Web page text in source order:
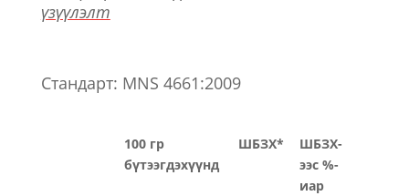
үзүүлэлт
Стандарт: MNS 4661:2009
100 гр
бүтээгдэхүүнд
ШБЗХ*
ШБЗХ-
ээс %-
иар